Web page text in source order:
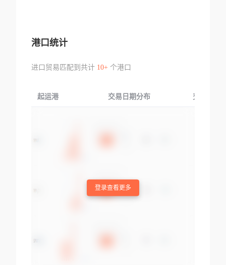
港口统计
进口贸易匹配到共计 10+个港口
起运港 交易日期分布 交易产品
登录查看更多